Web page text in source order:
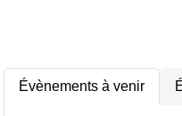
Évènements à venir